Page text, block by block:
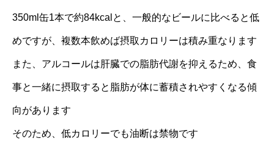
350ml缶1本で約84kcalと、一般的なビールに比べると低
めですが、複数本飲めば摂取カロリーは積み重なります
また、アルコールは肝臓での脂肪代謝を抑えるため、食
事と一緒に摂取すると脂肪が体に蓄積されやすくなる傾
向があります
そのため、低カロリーでも油断は禁物です